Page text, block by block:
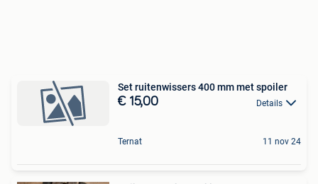
Set ruitenwissers 400 mm met spoiler
€ 15,00 Details
Ternat 11 nov 24